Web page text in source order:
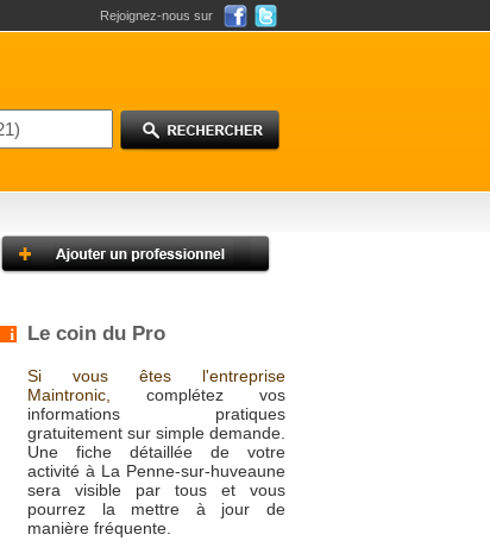
Rejoignez-nous sur
Le coin du Pro
Si vous êtes l'entreprise
Maintronic,
complétez vos
informations pratiques
gratuitement sur simple demande.
Une fiche détaillée de votre
activité à La Penne-sur-huveaune
sera visible par tous et vous
pourrez la mettre à jour de
manière fréquente.